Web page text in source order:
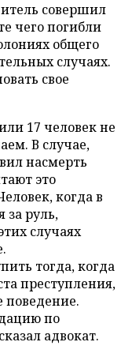
совершил
чего погибли
общего
случаях.
свое
17 человек не
В случае,
насмерть
это
когда в
за руль,
случаях
тогда, когда
преступления,
поведение.
по
адвокат.